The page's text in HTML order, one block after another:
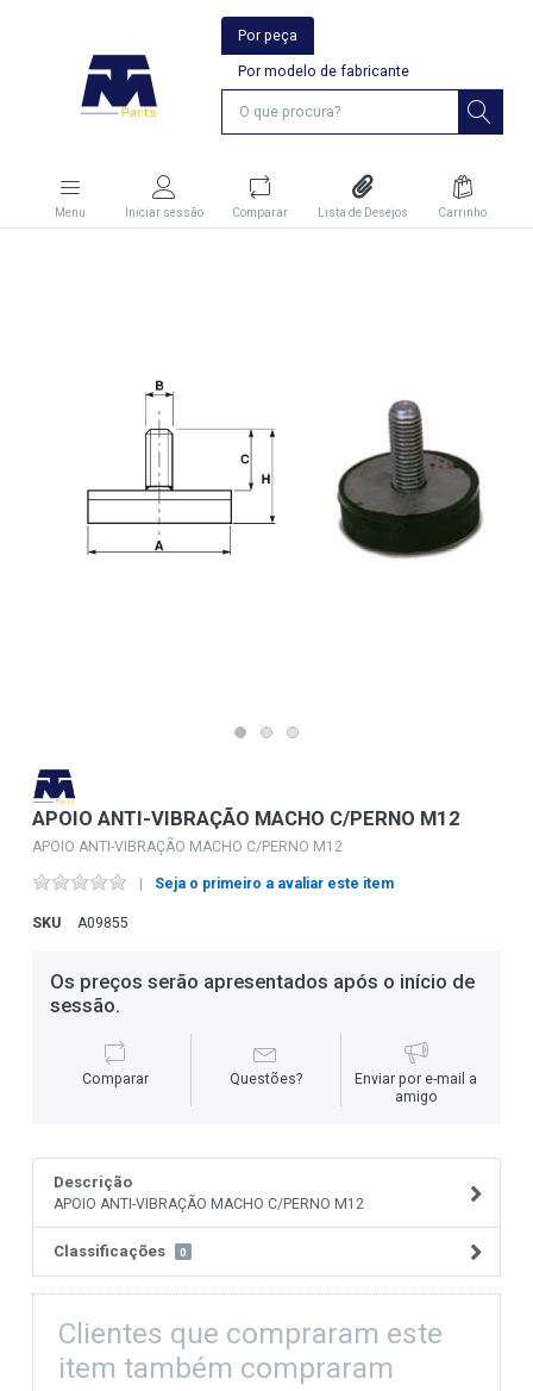
Por peça
Por modelo de fabricante
Menu Iniciar sessão Comparar Lista de Desejos Carrinho
APOIO ANTI-VIBRAÇÃO MACHO C/PERNO M12
APOIO ANTI-VIBRAÇÃO MACHO C/PERNO M12
Seja o primeiro a avaliar este item
SKU A09855
Os preços serão apresentados após o início de
sessão.
Comparar Questões?
Enviar por e-mail a
amigo
Descrição
APOIO ANTI-VIBRAÇÃO MACHO C/PERNO M12
Classificações 0
Clientes que compraram este
item também compraram